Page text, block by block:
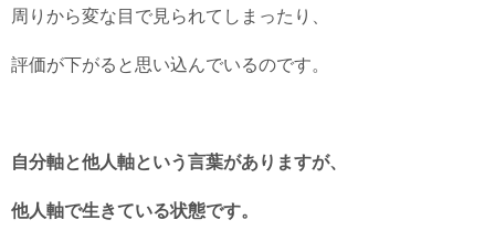
周りから変な目で見られてしまったり、
評価が下がると思い込んでいるのです。
自分軸と他人軸という言葉がありますが、
他人軸で生きている状態です。